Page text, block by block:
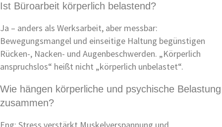
Ist Büroarbeit körperlich belastend?
Ja – anders als Werksarbeit, aber messbar:
Bewegungsmangel und einseitige Haltung begünstigen
Rücken-, Nacken- und Augenbeschwerden. „Körperlich
anspruchslos“ heißt nicht „körperlich unbelastet“.
Wie hängen körperliche und psychische Belastung
zusammen?